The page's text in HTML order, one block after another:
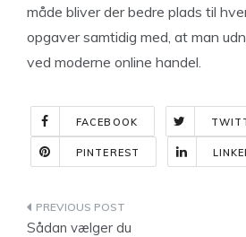
måde bliver der bedre plads til
opgaver samtidig med, at man
ved moderne online handel.
FACEBOOK
PINTEREST
Indlægsnavigation
Sådan vælger du